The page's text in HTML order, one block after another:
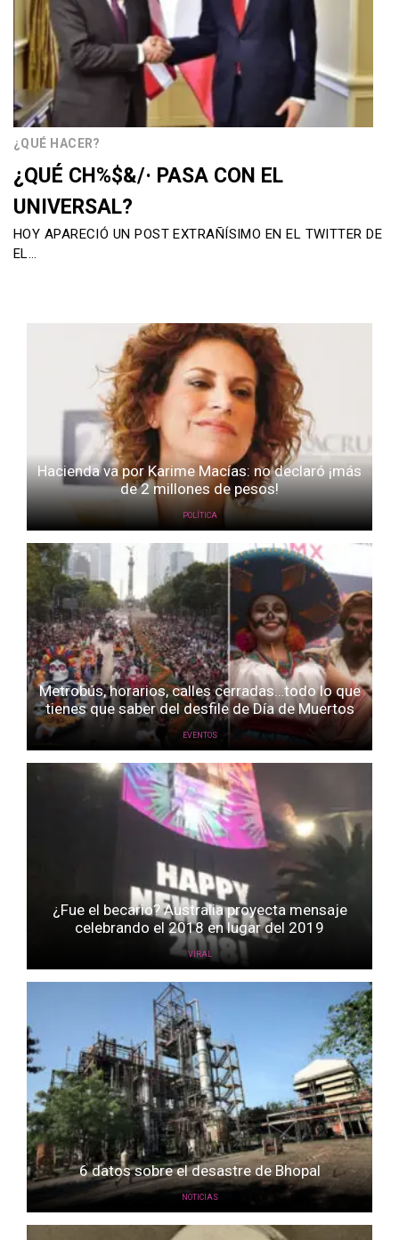
¿QUÉ HACER?
¿QUÉ CH%$&/· PASA CON EL
UNIVERSAL?
HOY APARECIÓ UN POST EXTRAÑÍSIMO EN EL TWITTER DE
EL…
Hacienda va por Karime Macías: no declaró ¡más
de 2 millones de pesos!
POLÍTICA
Metrobús, horarios, calles cerradas…todo lo que
tienes que saber del desfile de Día de Muertos
EVENTOS
¿Fue el becario? Australia proyecta mensaje
celebrando el 2018 en lugar del 2019
VIRAL
6 datos sobre el desastre de Bhopal
NOTICIAS